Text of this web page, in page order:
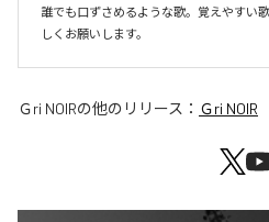
誰でも口ずさめるような歌。覚えやすい
しくお願いします。
Ｇri NOIRの他のリリース： Ｇri NOIR